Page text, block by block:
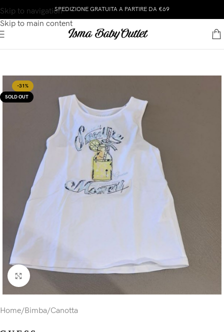
Skip to navigation
Skip to main content
SPEDIZIONE GRATUITA A PARTIRE DA €69
-31%
SOLD OUT
Click to enlarge
Home/Bimba/Canotta